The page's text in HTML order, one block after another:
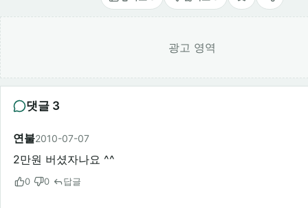
스크랩공유
광고 영역
댓글 3
연불2010-07-07
2만원 버셨자나요 ^^
0 0 답글